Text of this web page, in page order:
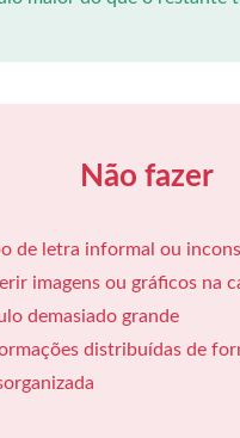
Não fazer
de letra informal ou
imagens ou gráficos na
demasiado grande
distribuídas de